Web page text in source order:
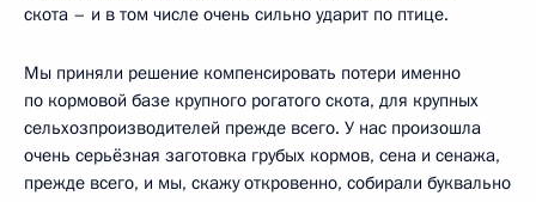
скота – и в том числе очень сильно ударит по птице.
Мы приняли решение компенсировать потери именно
по кормовой базе крупного рогатого скота, для крупных
сельхозпроизводителей прежде всего. У нас произошла
очень серьёзная заготовка грубых кормов, сена и сенажа,
прежде всего, и мы, скажу откровенно, собирали буквально